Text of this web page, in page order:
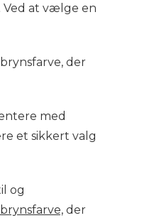
at vælge en
der
med
et sikkert valg
og
der